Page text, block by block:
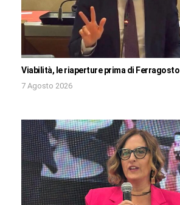
Viabilità, le riaperture prima di Ferragosto
7 Agosto 2026